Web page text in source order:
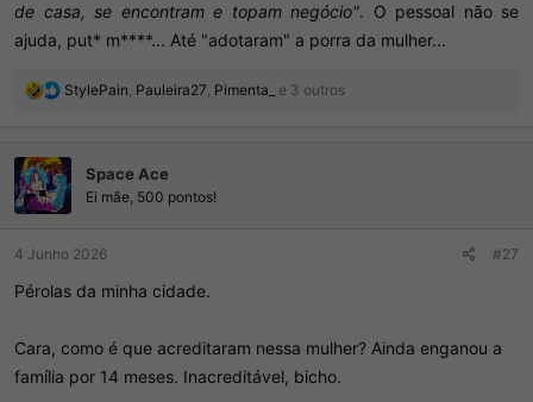
de casa, se encontram e topam negócio". O pessoal não se
ajuda, put* m****... Até "adotaram" a porra da mulher...​
R
ç
õ
e
s
StylePain, Pauleira27, Pimenta_ e 3 outros
Space Ace
Ei mãe, 500 pontos!
4 Junho 2026 #27
Pérolas da minha cidade.
Cara, como é que acreditaram nessa mulher? Ainda enganou a
família por 14 meses. Inacreditável, bicho.